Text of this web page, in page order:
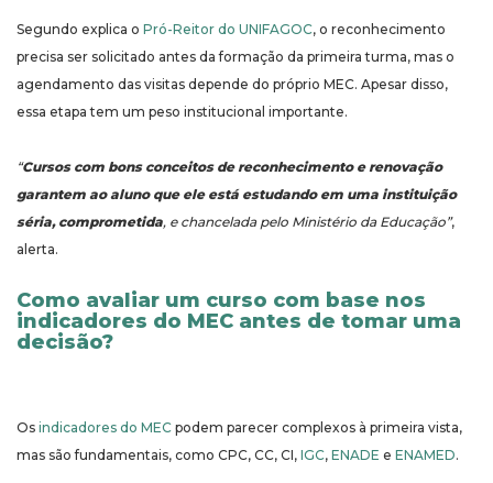
Segundo explica o Pró-Reitor do UNIFAGOC, o reconhecimento
precisa ser solicitado antes da formação da primeira turma, mas o
agendamento das visitas depende do próprio MEC. Apesar disso,
essa etapa tem um peso institucional importante.
“Cursos com bons conceitos de reconhecimento e renovação
garantem ao aluno que ele está estudando em uma instituição
séria, comprometida, e chancelada pelo Ministério da Educação”,
alerta.
Como avaliar um curso com base nos
indicadores do MEC antes de tomar uma
decisão?
Os indicadores do MEC podem parecer complexos à primeira vista,
mas são fundamentais, como CPC, CC, CI, IGC, ENADE e ENAMED.